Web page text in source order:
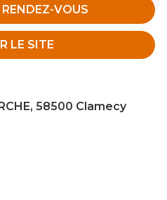
RENDEZ-VOUS
LE SITE
58500 Clamecy